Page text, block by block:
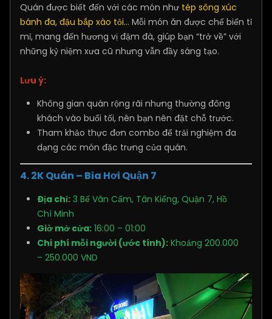
Quán được biết đến với các món như tép sông xúc
bánh đa, đậu bắp xào tỏi… Mỗi món ăn được chế biến tỉ
mỉ, mang đến hương vị đậm đà, giúp bạn “trở về” với
những kỷ niệm xưa cũ nhưng vẫn đầy sáng tạo.
Lưu ý:
Không gian quán rộng rãi nhưng thường đông
khách vào buổi tối, nên bạn nên đặt chỗ trước.
Tham khảo thực đơn combo để trải nghiệm đa
dạng các món đặc trưng của quán.
4. 2K Quán – Bia Hơi Quận 7
Địa chỉ: 3 Bế Văn Cấm, Tân Kiểng, Quận 7, Hồ
Chí Minh
Giờ mở cửa: 16:00 – 01:00
Chi phí mỗi người (ước tính): Khoảng 200.000
– 250.000 VND